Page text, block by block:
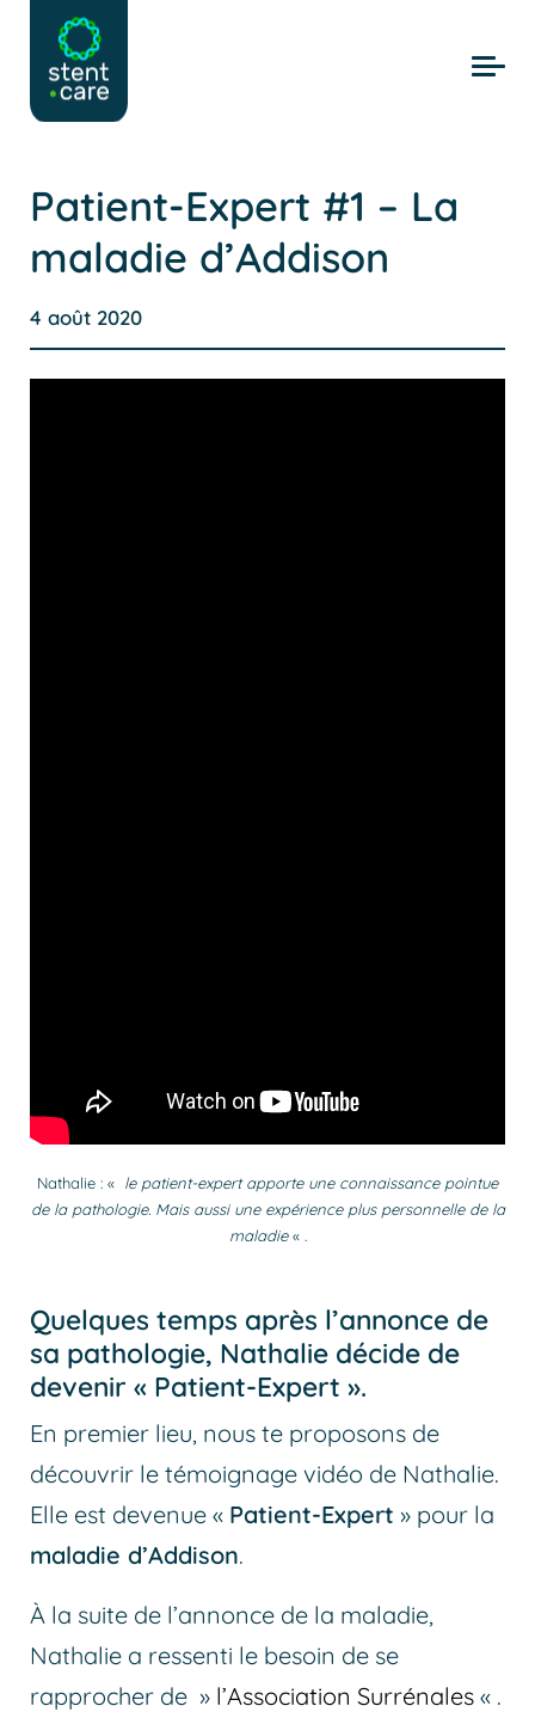
Skip to main content
Patient-Expert #1 – La
maladie d’Addison
4 août 2020
Nathalie : « le patient-expert apporte une connaissance pointue
de la pathologie. Mais aussi une expérience plus personnelle de la
maladie« .
Quelques temps après l’annonce de
sa pathologie, Nathalie décide de
devenir « Patient-Expert ».
En premier lieu, nous te proposons de
découvrir le témoignage vidéo de Nathalie.
Elle est devenue « Patient-Expert » pour la
maladie d’Addison.
À la suite de l’annonce de la maladie,
Nathalie a ressenti le besoin de se
rapprocher de » l’Association Surrénales « .